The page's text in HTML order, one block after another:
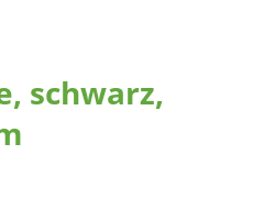
schwarz,